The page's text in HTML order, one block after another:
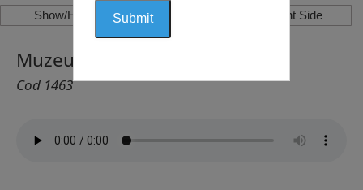
Show/Hide Left Side Show/Hide Right Side
Muzeul Parohial, Eșelnița
Cod 1463